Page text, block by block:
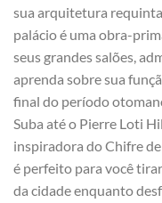
sua arquitetura
palácio é uma obra-
seus grandes salões,
aprenda sobre sua
final do período
Suba até o Pierre Loti
inspiradora do Chifre
é perfeito para você
da cidade enquanto